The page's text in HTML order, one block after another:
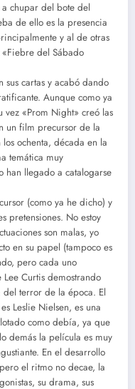
chupar del bote del
de ello es la presencia
y al de otras
del Sábado
cartas y acabó dando
Aunque como ya
vez «Prom Night» creó las
un film precursor de la
ochenta, década en la
temática muy
han llegado a catalogarse
(como ya he dicho) y
pretensiones. No estoy
son malas, yo
en su papel (tampoco es
pero cada uno
Curtis demostrando
terror de la época. El
Leslie Nielsen, es una
como debía, ya que
demás la película es muy
En el desarrollo
el ritmo no decae, la
su drama, sus